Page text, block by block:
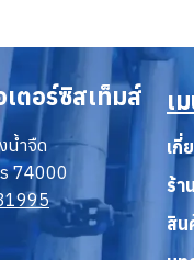
ตอร์ซิสเท็มส์
น้ำจืด
74000
เ
เกี่
ร้า
สิน